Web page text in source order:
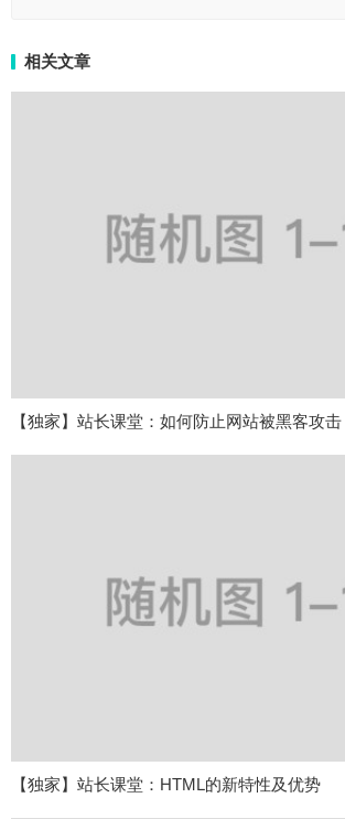
相关文章
【独家】站长课堂：如何防止网站被黑客攻击
【独家】站长课堂：HTML的新特性及优势